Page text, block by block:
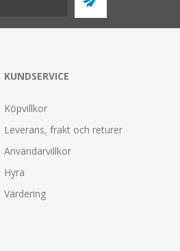
KUNDSERVICE
Köpvillkor
Leverans, frakt och returer
Användarvillkor
Hyra
Värdering